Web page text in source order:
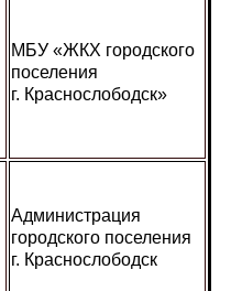
МБУ «ЖКХ городского
поселения
г. Краснослободск»
Администрация
городского поселения
г. Краснослободск